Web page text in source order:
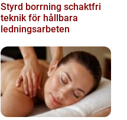
Styrd borrning schaktfri
teknik för hållbara
ledningsarbeten